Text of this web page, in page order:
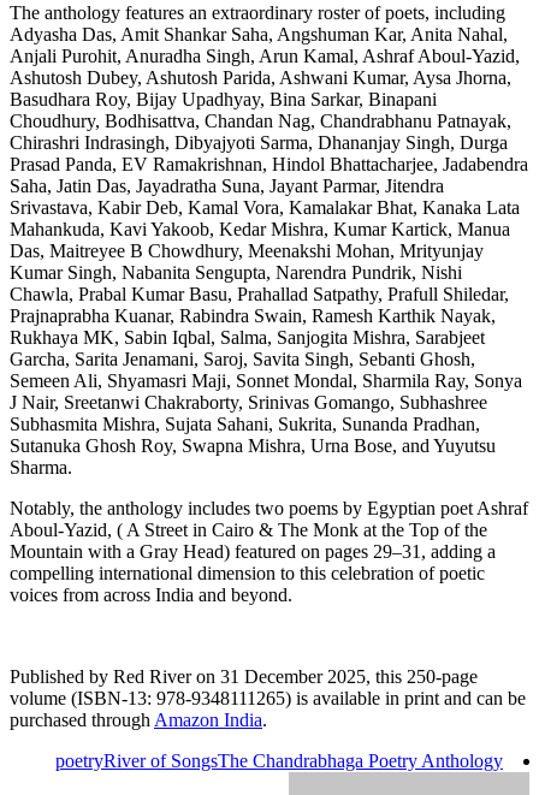
The anthology features an extraordinary roster of poets, including
Adyasha Das, Amit Shankar Saha, Angshuman Kar, Anita Nahal,
Anjali Purohit, Anuradha Singh, Arun Kamal, Ashraf Aboul-Yazid,
Ashutosh Dubey, Ashutosh Parida, Ashwani Kumar, Aysa Jhorna,
Basudhara Roy, Bijay Upadhyay, Bina Sarkar, Binapani
Choudhury, Bodhisattva, Chandan Nag, Chandrabhanu Patnayak,
Chirashri Indrasingh, Dibyajyoti Sarma, Dhananjay Singh, Durga
Prasad Panda, EV Ramakrishnan, Hindol Bhattacharjee, Jadabendra
Saha, Jatin Das, Jayadratha Suna, Jayant Parmar, Jitendra
Srivastava, Kabir Deb, Kamal Vora, Kamalakar Bhat, Kanaka Lata
Mahankuda, Kavi Yakoob, Kedar Mishra, Kumar Kartick, Manua
Das, Maitreyee B Chowdhury, Meenakshi Mohan, Mrityunjay
Kumar Singh, Nabanita Sengupta, Narendra Pundrik, Nishi
Chawla, Prabal Kumar Basu, Prahallad Satpathy, Prafull Shiledar,
Prajnaprabha Kuanar, Rabindra Swain, Ramesh Karthik Nayak,
Rukhaya MK, Sabin Iqbal, Salma, Sanjogita Mishra, Sarabjeet
Garcha, Sarita Jenamani, Saroj, Savita Singh, Sebanti Ghosh,
Semeen Ali, Shyamasri Maji, Sonnet Mondal, Sharmila Ray, Sonya
J Nair, Sreetanwi Chakraborty, Srinivas Gomango, Subhashree
Subhasmita Mishra, Sujata Sahani, Sukrita, Sunanda Pradhan,
Sutanuka Ghosh Roy, Swapna Mishra, Urna Bose, and Yuyutsu
Sharma.
Notably, the anthology includes two poems by Egyptian poet Ashraf
Aboul-Yazid, ( A Street in Cairo & The Monk at the Top of the
Mountain with a Gray Head) featured on pages 29–31, adding a
compelling international dimension to this celebration of poetic
voices from across India and beyond.
Published by Red River on 31 December 2025, this 250-page
volume (ISBN-13: 978-9348111265) is available in print and can be
purchased through Amazon India.
poetryRiver of SongsThe Chandrabhaga Poetry Anthology